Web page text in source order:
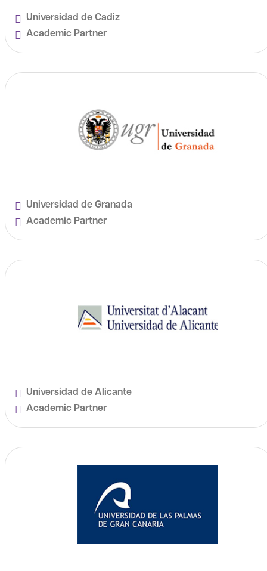
Universidad de Cadiz
Academic Partner
Universidad de Granada
Academic Partner
Universidad de Alicante
Academic Partner